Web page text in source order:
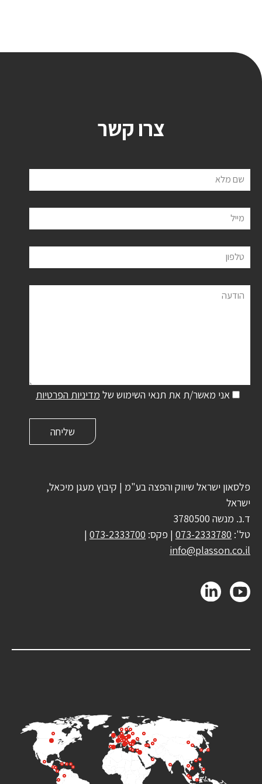
צרו קשר
שם מלא
מייל
טלפון
הודעה
אני מאשר/ת את תנאי השימוש של מדיניות הפרטיות
פלסאון ישראל שיווק והפצה בע"מ | קיבוץ מעגן מיכאל,
ישראל
ד.נ. מנשה 3780500
טל': 073-2333780 | פקס: 073-2333700
|
info@plasson.co.il